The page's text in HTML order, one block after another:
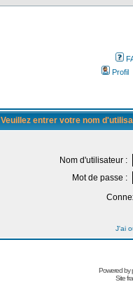
Profil
Veuillez entrer votre nom
Nom d'utilisateur :
Mot de passe :
J'ai
Powered by
Site